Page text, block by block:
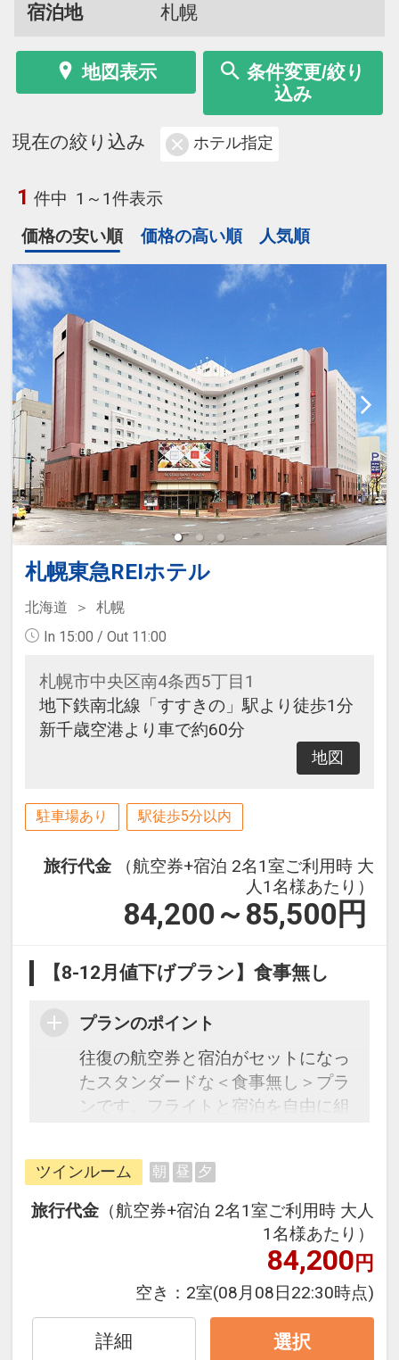
宿泊地
札幌
地図表示
条件変更/絞り
込み
現在の絞り込み ホテル指定
1 件中 1～1件表示
価格の安い順
価格の高い順 人気順
札幌東急REIホテル
北海道
札幌
In 15:00 / Out 11:00
札幌市中央区南4条西5丁目1
地下鉄南北線「すすきの」駅より徒歩1分
新千歳空港より車で約60分
地図
駐車場あり 駅徒歩5分以内
旅行代金
（航空券+宿泊 2名1室ご利用時 大
人1名様あたり）
84,200～85,500 円
【8-12月値下げプラン】食事無し
プランのポイント
往復の航空券と宿泊がセットになっ
たスタンダードな＜食事無し＞プラ
ンです。フライトと宿泊を自由に組
ージだから、一都市滞在はもちろん
周遊旅行にも最適！
旅行期間中の1泊だけの宿泊や延
泊・飛び泊なども自由自在です。
フライトは、安心のJAL（または
JALグループ）確約！フライトマイ
ル50%貯まります。
オプションでレンタカーや現地交
通・体験プランなどの追加（同時予
ツインルーム 朝 昼 夕
旅行代金 （航空券+宿泊 2名1室ご利用時 大人
1名様あたり）
84,200円
空き： 2室(08月08日22:30時点)
詳細 選択